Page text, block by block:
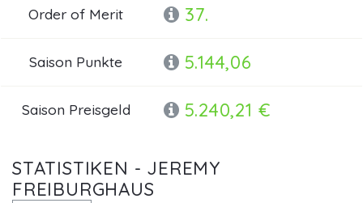
Order of Merit 37.
Saison Punkte 5.144,06
Saison Preisgeld 5.240,21 €
STATISTIKEN - JEREMY
FREIBURGHAUS